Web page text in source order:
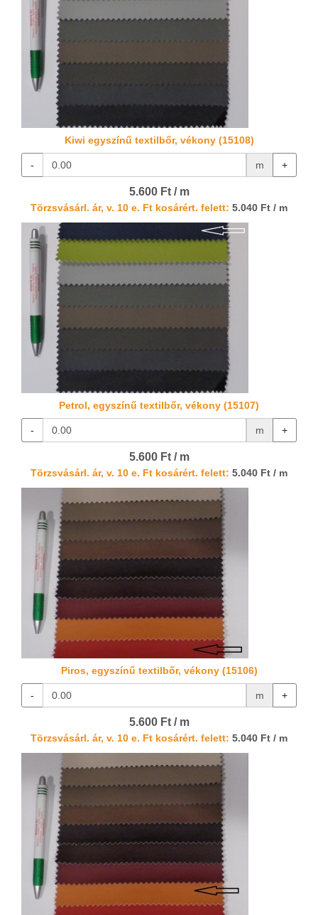
Kiwi egyszínű textilbőr, vékony (15108)
- m +
5.600 Ft / m
Törzsvásárl. ár, v. 10 e. Ft kosárért. felett: 5.040 Ft / m
Petrol, egyszínű textilbőr, vékony (15107)
- m +
5.600 Ft / m
Törzsvásárl. ár, v. 10 e. Ft kosárért. felett: 5.040 Ft / m
Piros, egyszínű textilbőr, vékony (15106)
- m +
5.600 Ft / m
Törzsvásárl. ár, v. 10 e. Ft kosárért. felett: 5.040 Ft / m